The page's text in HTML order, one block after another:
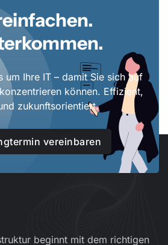
um Ihre IT – damit Sie sich auf
können. Effizient,
zukunftsorientiert.
vereinbaren
beginnt mit dem richtigen